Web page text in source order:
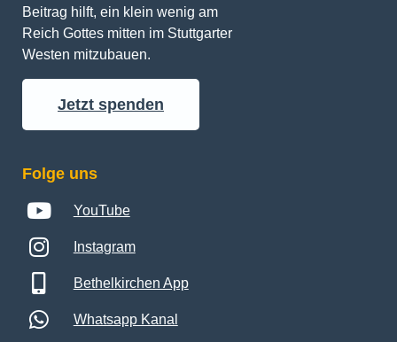
Beitrag hilft, ein klein wenig am
Reich Gottes mitten im Stuttgarter
Westen mitzubauen.
Jetzt spenden
Folge uns
YouTube
Instagram
Bethelkirchen App
Whatsapp Kanal